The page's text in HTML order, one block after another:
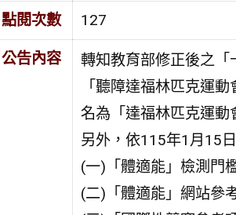
點閱次數 127
公告內容
轉知教育部修正後之
「聽障達福林匹克運
名為「達福林匹克運動
另外，依115年1月15
(一)「體適能」檢測門
(二)「體適能」網站參